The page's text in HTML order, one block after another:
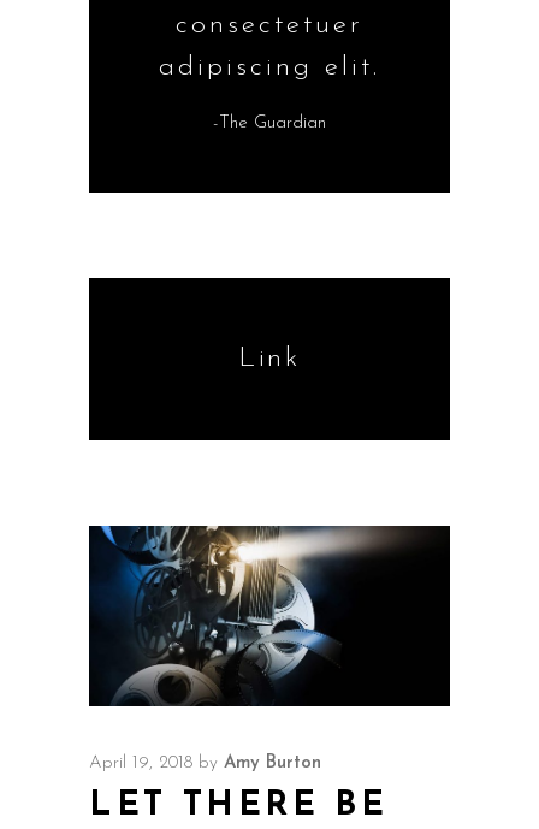
consectetuer
adipiscing elit.
-The Guardian
Link
April 19, 2018 by Amy Burton
LET THERE BE